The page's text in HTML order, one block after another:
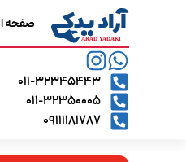
۰۱۱-۳۲۳۴۵۴۴۳
۰۱۱-۳۲۳۵۰۰۰۵
09111181787
صفحه